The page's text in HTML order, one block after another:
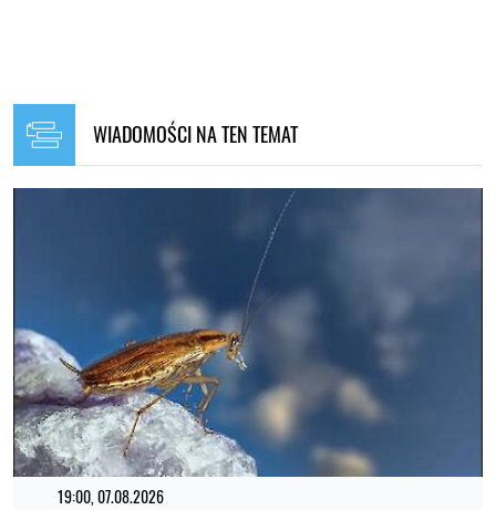
WIADOMOŚCI NA TEN TEMAT
19:00, 07.08.2026